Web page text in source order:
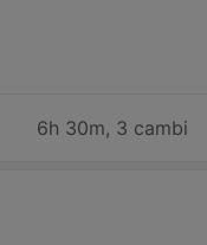
6h 30m, 3 cambi